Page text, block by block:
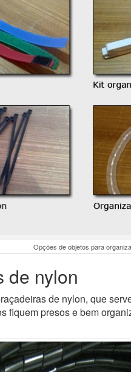
Opções de objetos para
de nylon
de nylon, que
fiquem presos e bem